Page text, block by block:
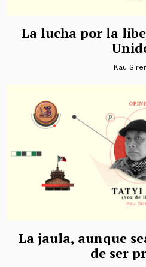
La lucha por la
Kau
La jaula, aunque
de ser